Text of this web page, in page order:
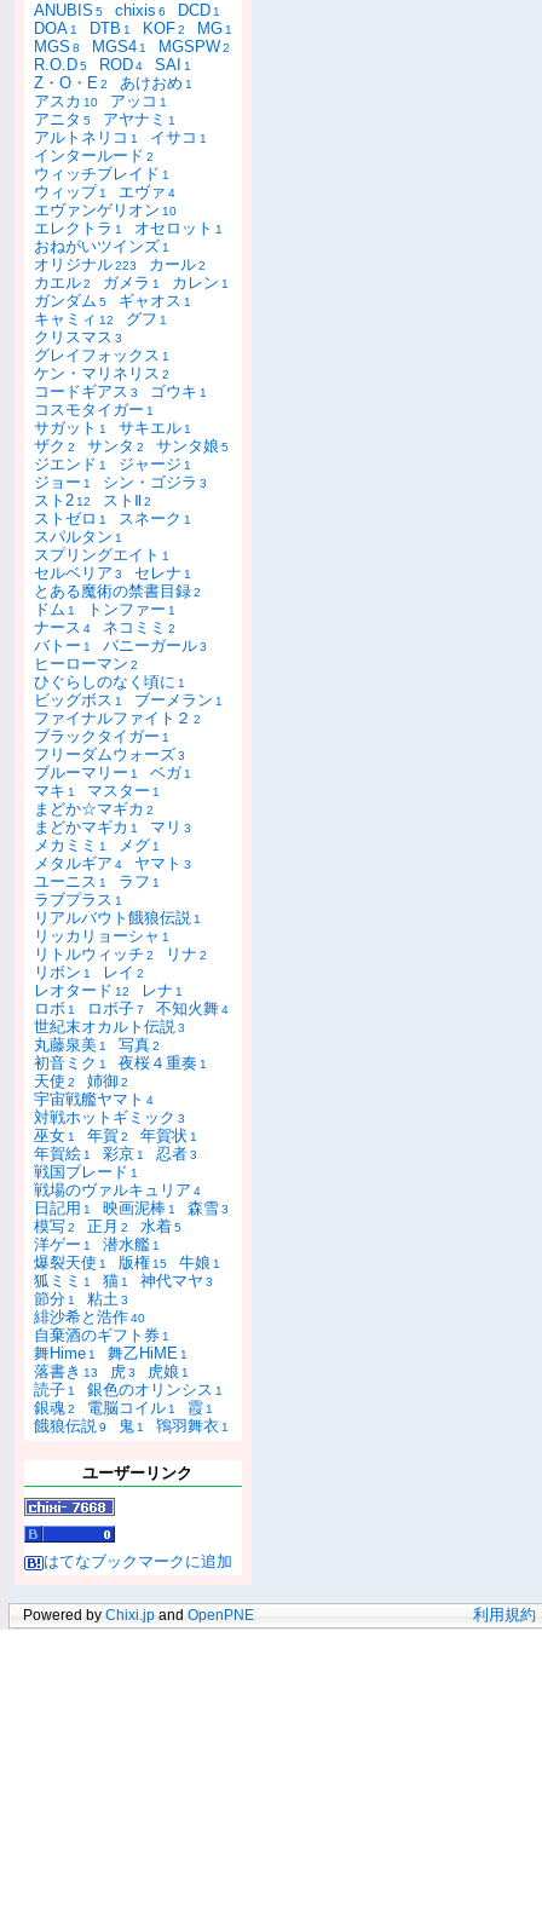
ANUBIS 5 chixis 6 DCD 1
DOA 1 DTB 1 KOF2 MG 1
MGS 8 MGS4 1 MGSPW2
R.O.D5 ROD4 SAI 1
Z・O・E2 あけおめ 1
アスカ 10 アッコ 1
アニタ 5 アヤナミ 1
アルトネリコ 1 イサコ 1
インタールード 2
ウィッチブレイド 1
ウィップ 1 エヴァ 4
エヴァンゲリオン 10
エレクトラ 1 オセロット 1
おねがいツインズ 1
オリジナル223 カール2
カエル2 ガメラ 1 カレン 1
ガンダム 5 ギャオス 1
キャミィ 12 グフ 1
クリスマス 3
グレイフォックス 1
ケン・マリネリス 2
コードギアス 3 ゴウキ 1
コスモタイガー 1
サガット 1 サキエル 1
ザク 2 サンタ 2 サンタ娘 5
ジエンド 1 ジャージ 1
ジョー 1 シン・ゴジラ 3
スト2 12 ストⅡ2
ストゼロ 1 スネーク 1
スパルタン 1
スプリングエイト 1
セルベリア 3 セレナ 1
とある魔術の禁書目録2
ドム 1 トンファー 1
ナース 4 ネコミミ 2
バトー 1 バニーガール3
ヒーローマン 2
ひぐらしのなく頃に 1
ビッグボス 1 ブーメラン 1
ファイナルファイト２ 2
ブラックタイガー 1
フリーダムウォーズ3
ブルーマリー 1 ベガ 1
マキ 1 マスター 1
まどか☆マギカ 2
まどかマギカ 1 マリ 3
メカミミ 1 メグ 1
メタルギア 4 ヤマト 3
ユーニス 1 ラフ 1
ラブプラス 1
リアルバウト餓狼伝説 1
リッカリョーシャ 1
リトルウィッチ 2 リナ 2
リボン 1 レイ 2
レオタード 12 レナ 1
ロボ 1 ロボ子7 不知火舞4
世紀末オカルト伝説3
丸藤泉美 1 写真2
初音ミク 1 夜桜４重奏 1
天使 2 姉御2
宇宙戦艦ヤマト 4
対戦ホットギミック 3
巫女 1 年賀2 年賀状 1
年賀絵 1 彩京 1 忍者3
戦国ブレード 1
戦場のヴァルキュリア 4
日記用 1 映画泥棒 1 森雪3
模写2 正月 2 水着5
洋ゲー 1 潜水艦 1
爆裂天使 1 版権 15 牛娘 1
狐ミミ 1 猫 1 神代マヤ 3
節分 1 粘土3
緋沙希と浩作40
自棄酒のギフト券 1
舞Hime 1 舞乙HiME 1
落書き 13 虎3 虎娘 1
読子 1 銀色のオリンシス 1
銀魂2 電脳コイル 1 霞 1
餓狼伝説9 鬼 1 鴇羽舞衣 1
ユーザーリンク
はてなブックマークに追加
Powered by Chixi.jp and OpenPNE 利用規約